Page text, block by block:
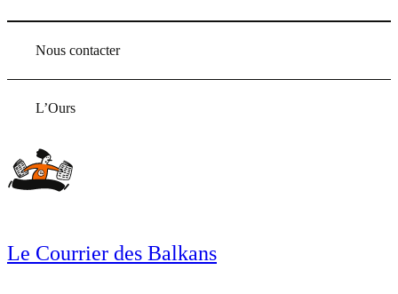
Nous contacter
L’Ours
Le Courrier des Balkans